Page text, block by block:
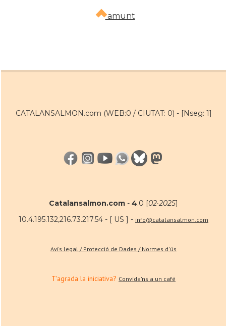
amunt
CATALANSALMON.com (WEB:0 / CIUTAT: 0) - [Nseg: 1]
Catalansalmon.com - 4.0 [02·2025]
10.4.195.132,216.73.217.54 - [ US ] - info@catalansalmon.com
Avís legal / Protecció de Dades / Normes d'ús
T'agrada la iniciativa? Convida'ns a un café